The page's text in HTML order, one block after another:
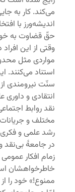
می‌کند. کار به
اندیشه‌ورز با
حقّ قضاوت به
وقتی از این
مواردی مثل
استناد می‌کنند.
سنّت نیرومندی
انتقادی و داوری
نقد روابط
مختلف و
رشد علمی و
در جامعۀ بی‌نقد
زمام افکار
خاطرخواهشان
ممنوع!» خود را